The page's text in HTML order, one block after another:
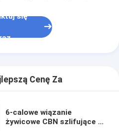
się
Cenę Za
6-calowe wiązanie
żywicowe CBN szlifujące z